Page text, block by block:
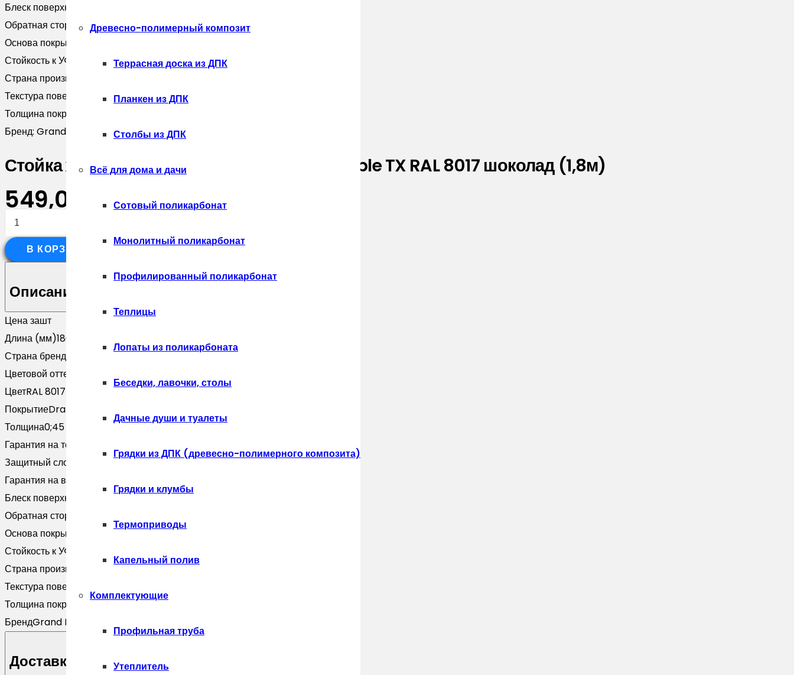
Древесно-полимерный композит
Террасная доска из ДПК
Планкен из ДПК
Столбы из ДПК
Всё для дома и дачи
Сотовый поликарбонат
Монолитный поликарбонат
Профилированный поликарбонат
Теплицы
Лопаты из поликарбоната
Беседки, лавочки, столы
Дачные души и туалеты
Грядки из ДПК (древесно-полимерного композита)
Грядки и клумбы
Термоприводы
Капельный полив
Комплектующие
Профильная труба
Утеплитель
Блеск поверхности:
Обратная сторона: Двустороннее покрытие
Основа покрытия:
Стойкость к УФ:
Страна производитель:
Текстура поверхности: Текстурированная
Толщина покрытия, мкм:
Бренд: Grand Line
Стойка жалюзи Milan,Tokyo 0,45 Drap-double TX RAL 8017 шоколад (1,8м)
549,00 ₽
Количество
товара
Стойка
Milan,Tokyo
Drap-
double
TX
RAL
8017
шоколад
(1,8м)
В КОРЗИНУ
Описание
Цена зашт
Длина (мм)1800
Страна бренда
Цветовой оттенок
ЦветRAL 8017
ПокрытиеDrap-double TX
Толщина0;45
Гарантия на технические хара
Защитный слой, г/м2
Zn 140
Гарантия на внешний вид
Блеск поверхности
Матовая
Обратная сторона
Основа покрытия
Полиэфир
Стойкость к УФ
Страна производитель
Россия
Текстура поверхности
Толщина покрытия, мкм25
БрендGrand Line
Доставка